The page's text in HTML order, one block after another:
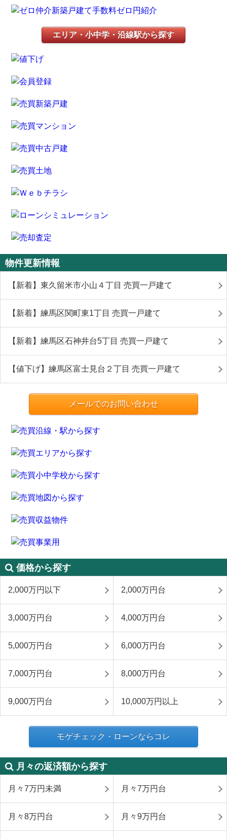
エリア・小中学・沿線駅から探す
物件更新情報
【新着】東久留米市小山４丁目 売買一戸建て
【新着】練馬区関町東1丁目 売買一戸建て
【新着】練馬区石神井台5丁目 売買一戸建て
【値下げ】練馬区富士見台２丁目 売買一戸建て
メールでのお問い合わせ
価格から探す
2,000万円以下 2,000万円台
3,000万円台 4,000万円台
5,000万円台 6,000万円台
7,000万円台 8,000万円台
9,000万円台 10,000万円以上
モゲチェック・ローンならコレ
月々の返済額から探す
月々7万円未満 月々7万円台
月々8万円台 月々9万円台